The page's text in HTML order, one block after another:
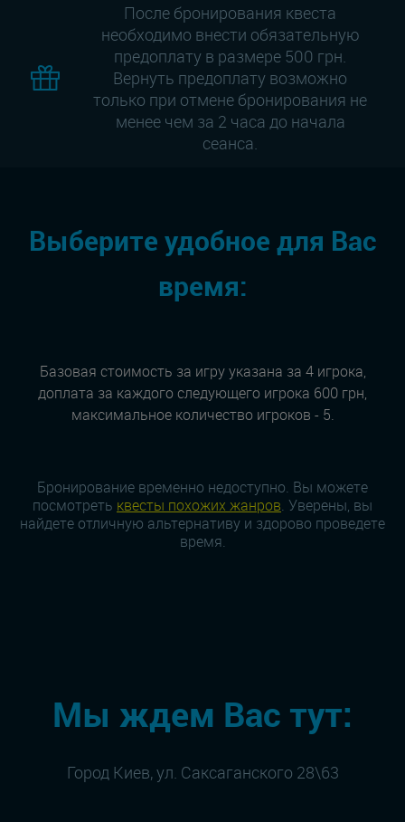
После бронирования квеста
необходимо внести обязательную
предоплату в размере 500 грн.
Вернуть предоплату возможно
только при отмене бронирования не
менее чем за 2 часа до начала
сеанса.
Выберите удобное для Вас
время:
Базовая стоимость за игру указана за 4 игрока,
доплата за каждого следующего игрока 600 грн,
максимальное количество игроков - 5.
Бронирование временно недоступно. Вы можете
посмотреть квесты похожих жанров. Уверены, вы
найдете отличную альтернативу и здорово проведете
время.
Мы ждем Вас тут:
Город Киев, ул. Саксаганского 28\63